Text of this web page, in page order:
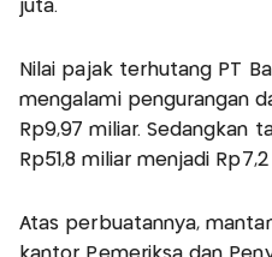
juta.
Nilai pajak terhutang PT
mengalami pengurangan
Rp9,97 miliar. Sedangkan
Rp51,8 miliar menjadi Rp7,2
Atas perbuatannya,